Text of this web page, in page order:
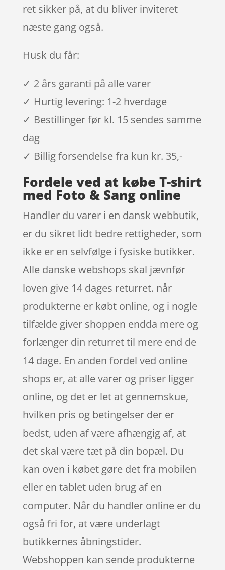
ret sikker på, at du bliver inviteret
næste gang også.
Husk du får:
✓ 2 års garanti på alle varer
✓ Hurtig levering: 1-2 hverdage
✓ Bestillinger før kl. 15 sendes samme
dag
✓ Billig forsendelse fra kun kr. 35,-
Fordele ved at købe T-shirt
med Foto & Sang online
Handler du varer i en dansk webbutik,
er du sikret lidt bedre rettigheder, som
ikke er en selvfølge i fysiske butikker.
Alle danske webshops skal jævnfør
loven give 14 dages returret. når
produkterne er købt online, og i nogle
tilfælde giver shoppen endda mere og
forlænger din returret til mere end de
14 dage. En anden fordel ved online
shops er, at alle varer og priser ligger
online, og det er let at gennemskue,
hvilken pris og betingelser der er
bedst, uden af være afhængig af, at
det skal være tæt på din bopæl. Du
kan oven i købet gøre det fra mobilen
eller en tablet uden brug af en
computer. Når du handler online er du
også fri for, at være underlagt
butikkernes åbningstider.
Webshoppen kan sende produkterne